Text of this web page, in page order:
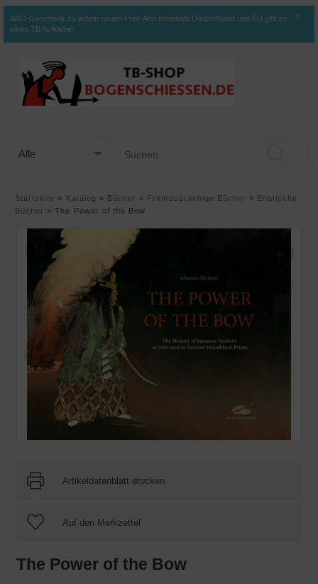
ABO-Geschenk zu jedem neuen Print-Abo innerhalb Deutschland und EU gibt es
einen TB Aufkleber
×
Startseite » Katalog » Bücher » Fremdsprachige Bücher » Englische
Bücher »The Power of the Bow
Artikeldatenblatt drucken
The Power of the Bow